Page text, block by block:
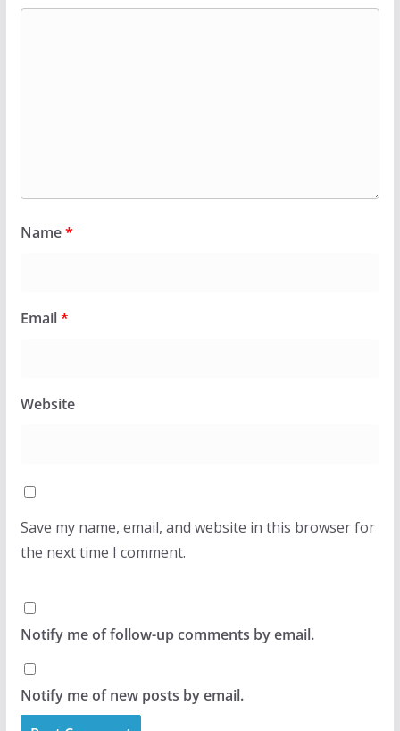
Name*
Email*
Website
Save my name, email, and website in this browser for
the next time I comment.
Notify me of follow-up comments by email.
Notify me of new posts by email.